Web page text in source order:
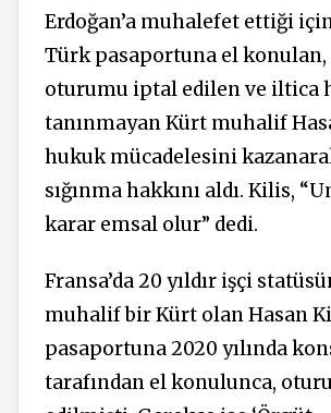
Erdoğan’a muhalefet ettiği
Türk pasaportuna el konulan,
oturumu iptal edilen ve iltica
tanınmayan Kürt muhalif
hukuk mücadelesini
sığınma hakkını aldı. Kilis,
karar emsal olur” dedi.
Fransa’da 20 yıldır işçi
muhalif bir Kürt olan Hasan
pasaportuna 2020 yılında
tarafından el konulunca,